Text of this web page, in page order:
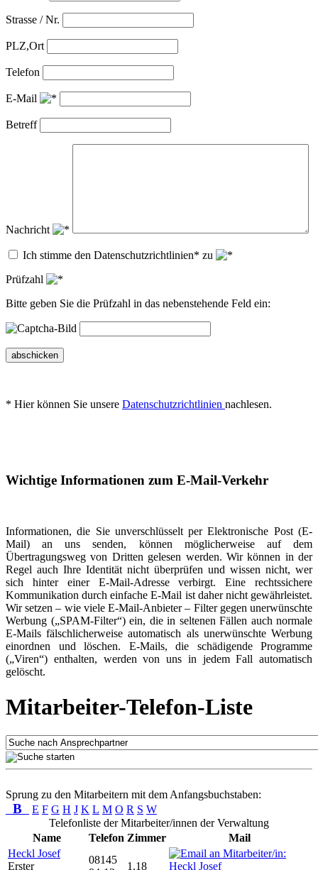
Strasse / Nr.
PLZ,Ort
Telefon
E-Mail
Betreff
Nachricht
Ich stimme den Datenschutzrichtlinien* zu
Prüfzahl
Bitte geben Sie die Prüfzahl in das nebenstehende Feld ein:
abschicken
* Hier können Sie unsere Datenschutzrichtlinien nachlesen.
Wichtige Informationen zum E-Mail-Verkehr
Informationen, die Sie unverschlüsselt per Elektronische Post (E-
Mail) an uns senden, können möglicherweise auf dem
Übertragungsweg von Dritten gelesen werden. Wir können in der
Regel auch Ihre Identität nicht überprüfen und wissen nicht, wer
sich hinter einer E-Mail-Adresse verbirgt. Eine rechtssichere
Kommunikation durch einfache E-Mail ist daher nicht gewährleistet.
Wir setzen – wie viele E-Mail-Anbieter – Filter gegen unerwünschte
Werbung („SPAM-Filter“) ein, die in seltenen Fällen auch normale
E-Mails fälschlicherweise automatisch als unerwünschte Werbung
einordnen und löschen. E-Mails, die schädigende Programme
(„Viren“) enthalten, werden von uns in jedem Fall automatisch
gelöscht.
Mitarbeiter-Telefon-Liste
Sprung zu den Mitarbeitern mit dem Anfangsbuchstaben:
B E F G H J K L M O R S W
Telefonliste der Mitarbeiter/innen der Verwaltung
Name
Telefon Zimmer
Mail
Heckl Josef
Erster
08145
1.18